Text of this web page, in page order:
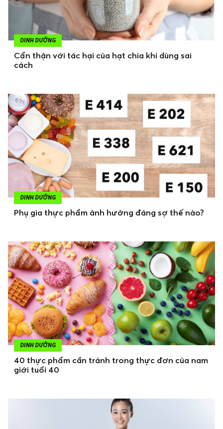
DINH DƯỠNG
Cẩn thận với tác hại của hạt chia khi dùng sai
cách
DINH DƯỠNG
Phụ gia thực phẩm ảnh hưởng đáng sợ thế nào?
DINH DƯỠNG
40 thực phẩm cần tránh trong thực đơn của nam
giới tuổi 40